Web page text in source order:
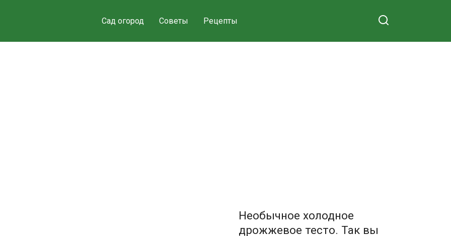
Сад огород Советы Рецепты
Необычное холодное
дрожжевое тесто. Так вы